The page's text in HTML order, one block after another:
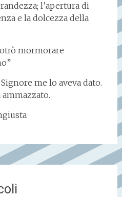
l’apertura di
e la dolcezza della
mormorare
me lo aveva dato.